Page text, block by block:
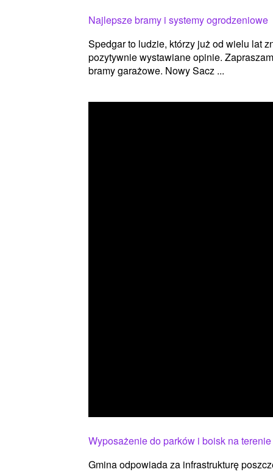
Najlepsze bramy i systemy ogrodzeniowe
Spedgar to ludzie, którzy już od wielu lat
pozytywnie wystawiane opinie.
bramy garażowe. Nowy Sacz ...
Wyposażenie do parków i boisk na
Gmina odpowiada za infrastrukturę